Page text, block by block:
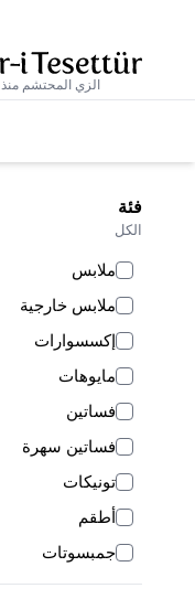
الزي المحتشم منذ 2014l
فئة
الكل
ملابس
ملابس خارجية
إكسسوارات
مايوهات
فساتين
فساتين سهرة
تونيكات
أطقم
جمبسوتات
بناطيل